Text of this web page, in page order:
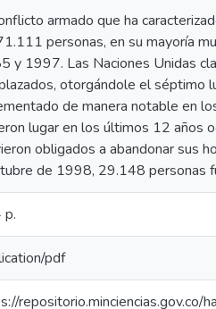
armado que ha
personas, en su mayoría
y 1997. Las Naciones Unidas
otorgándole el séptimo
de manera notable en
lugar en los últimos 12 años
obligados a abandonar sus
de 1998, 29.148 personas
p.
pdf